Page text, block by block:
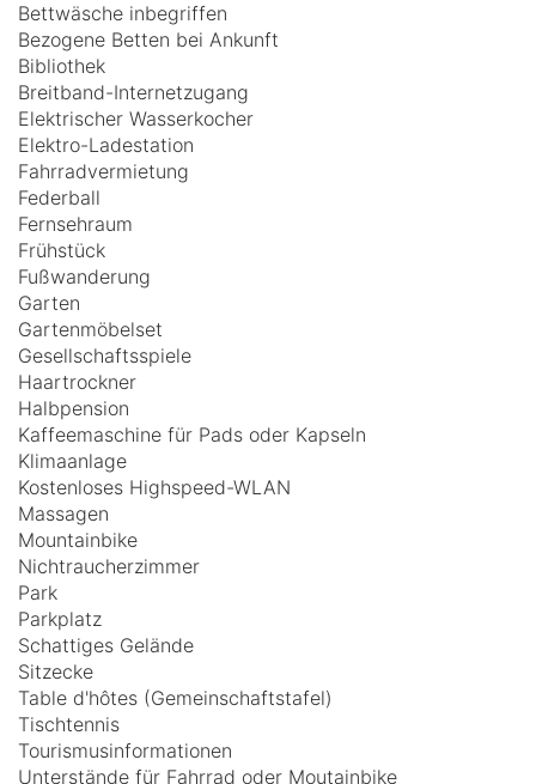
Bettwäsche inbegriffen
Bezogene Betten bei Ankunft
Bibliothek
Breitband-Internetzugang
Elektrischer Wasserkocher
Elektro-Ladestation
Fahrradvermietung
Federball
Fernsehraum
Frühstück
Fußwanderung
Garten
Gartenmöbelset
Gesellschaftsspiele
Haartrockner
Halbpension
Kaffeemaschine für Pads oder Kapseln
Klimaanlage
Kostenloses Highspeed-WLAN
Massagen
Mountainbike
Nichtraucherzimmer
Park
Parkplatz
Schattiges Gelände
Sitzecke
Table d'hôtes (Gemeinschaftstafel)
Tischtennis
Tourismusinformationen
Unterstände für Fahrrad oder Moutainbike